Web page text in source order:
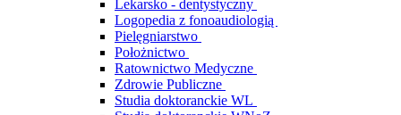
Lekarsko - dentystyczny
Logopedia z fonoaudiologią
Pielęgniarstwo
Położnictwo
Ratownictwo Medyczne
Zdrowie Publiczne
Studia doktoranckie WL